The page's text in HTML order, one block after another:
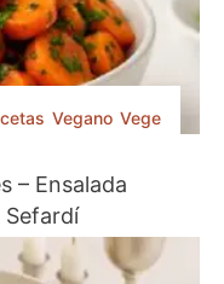
Vegano Vege
– Ensalada
Sefardí